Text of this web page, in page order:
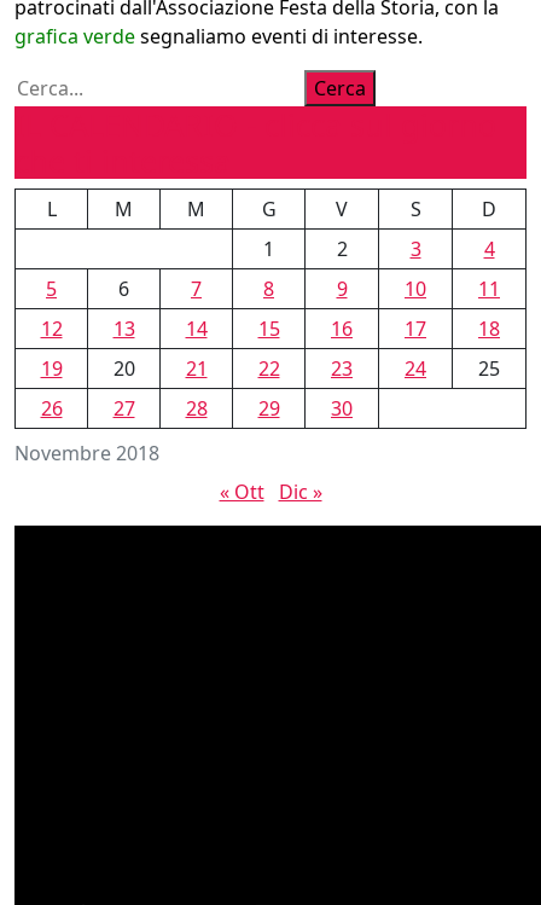
patrocinati dall'Associazione Festa della Storia, con la
grafica verdesegnaliamo eventi di interesse.
Cerca
Cerca
Novembre 2018
L M M G V S
D
1
2 3
4
5
6 7 8 9 10
11
12
13 14 15 16 17
18
19
20 21 22 23 24
25
26
27 28 29 30
« Ott Dic »